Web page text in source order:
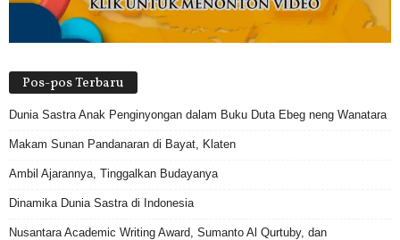
Pos-pos Terbaru
Dunia Sastra Anak Penginyongan dalam Buku Duta Ebeg neng Wanatara
Makam Sunan Pandanaran di Bayat, Klaten
Ambil Ajarannya, Tinggalkan Budayanya
Dinamika Dunia Sastra di Indonesia
Nusantara Academic Writing Award, Sumanto Al Qurtuby, dan